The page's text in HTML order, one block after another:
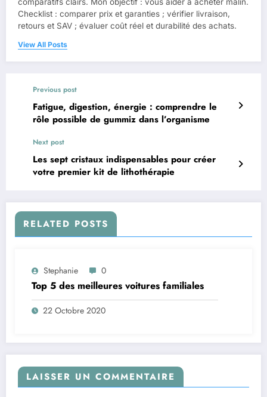
Checklist : comparer prix et garanties ; vérifier livraison,
retours et SAV ; évaluer coût réel et durabilité des achats.
View All Posts
Previous post
Fatigue, digestion, énergie : comprendre le
rôle possible de gummiz dans l’organisme
Next post
Les sept cristaux indispensables pour créer
votre premier kit de lithothérapie
RELATED POSTS
Stephanie 0
Top 5 des meilleures voitures familiales
22 Octobre 2020
LAISSER UN COMMENTAIRE